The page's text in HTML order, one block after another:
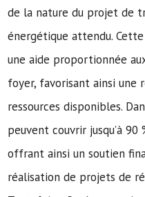
de la nature du projet de
énergétique attendu.
une aide proportionnée
foyer, favorisant ainsi
ressources disponibles.
peuvent couvrir jusqu’à
offrant ainsi un soutien
réalisation de projets de